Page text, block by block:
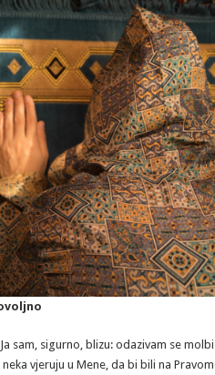
sam, sigurno, blizu: odazivam se
vjeruju u Mene, da bi bili na